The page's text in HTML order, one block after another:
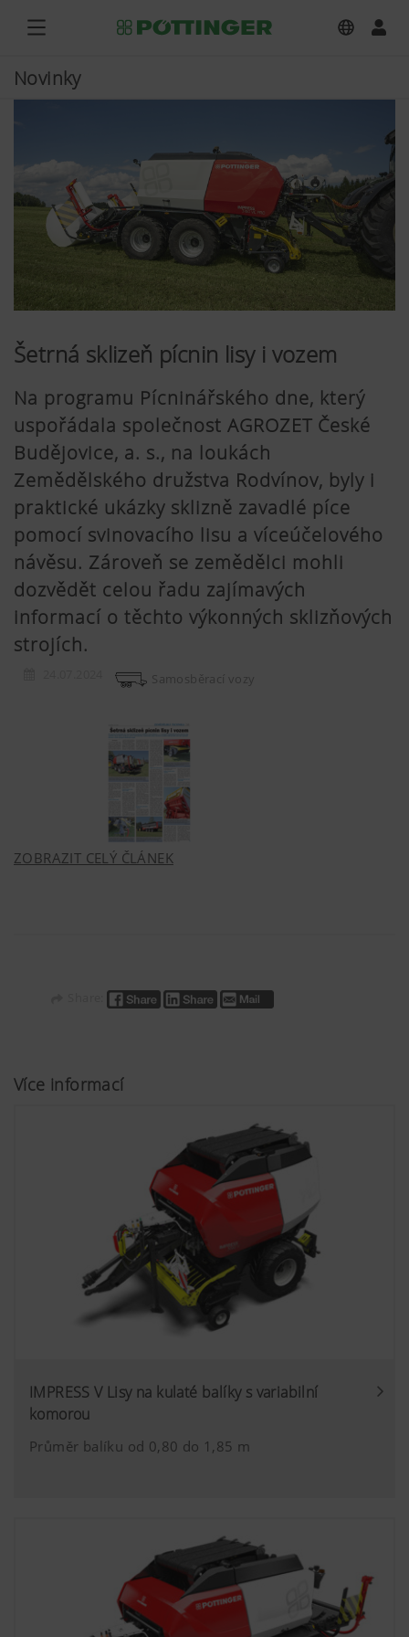
Novinky
Šetrná sklizeň pícnin lisy i vozem
Na programu Pícninářského dne, který
uspořádala společnost AGROZET České
Budějovice, a. s., na loukách
Zemědělského družstva Rodvínov, byly i
praktické ukázky sklizně zavadlé píce
pomocí svinovacího lisu a víceúčelového
návěsu. Zároveň se zemědělci mohli
dozvědět celou řadu zajímavých
informací o těchto výkonných sklizňových
strojích.
Samosběrací vozy
ZOBRAZIT CELÝ ČLÁNEK
Více informací
IMPRESS V Lisy na kulaté balíky s variabilní
komorou
Průměr balíku od 0,80 do 1,85 m